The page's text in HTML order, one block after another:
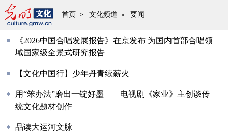
首页 > 文化频道 » 要闻
《2026中国合唱发展报告》在京发布 为国内首部合唱领
域国家级全景式研究报告
【文化中国行】少年丹青续薪火
用“笨办法”磨出一锭好墨——电视剧《家业》主创谈传
统文化题材创作
品读大运河文脉